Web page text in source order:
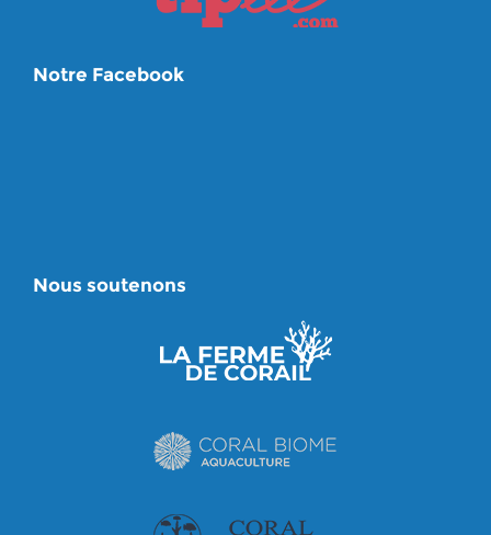
Notre Facebook
Nous soutenons